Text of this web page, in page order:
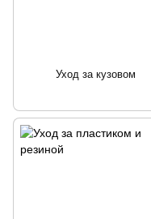
Уход за кузовом